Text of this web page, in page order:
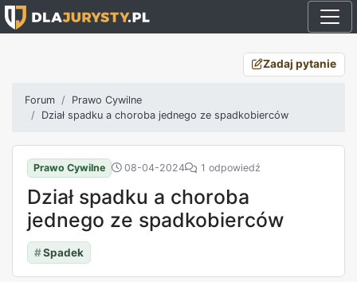
Zadaj pytanie
Forum
Prawo Cywilne
Dział spadku a choroba jednego ze spadkobierców
Prawo Cywilne 08-04-2024 1 odpowiedź
Dział spadku a choroba
jednego ze spadkobierców
#Spadek